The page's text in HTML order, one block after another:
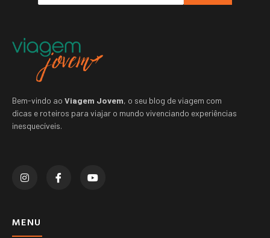
Bem-vindo ao Viagem Jovem, o seu blog de viagem com
dicas e roteiros para viajar o mundo vivenciando experiências
inesquecíveis.
MENU